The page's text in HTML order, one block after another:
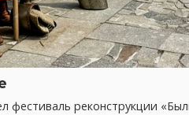
фестиваль реконструкции